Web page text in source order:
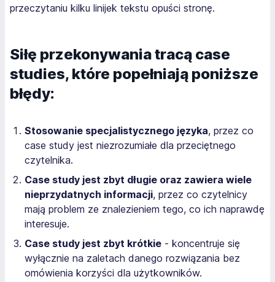
przeczytaniu kilku linijek tekstu opuści stronę.
Siłę przekonywania tracą case
studies, które popełniają poniższe
błędy:
Stosowanie specjalistycznego języka, przez co
case study jest niezrozumiałe dla przeciętnego
czytelnika.
Case study jest zbyt długie oraz zawiera wiele
nieprzydatnych informacji, przez co czytelnicy
mają problem ze znalezieniem tego, co ich naprawdę
interesuje.
Case study jest zbyt krótkie - koncentruje się
wyłącznie na zaletach danego rozwiązania bez
omówienia korzyści dla użytkowników.